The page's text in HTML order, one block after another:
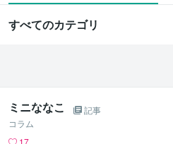
すべてのカテゴリ
ミニななこ
記事
コラム
17